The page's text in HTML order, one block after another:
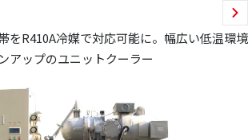
をR410A冷媒で対応可能に。幅広い低温環境
アップのユニットクーラー